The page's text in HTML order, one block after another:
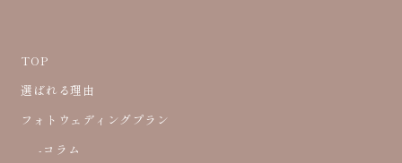
TOP
選ばれる理由
フォトウェディングプラン
-コラム